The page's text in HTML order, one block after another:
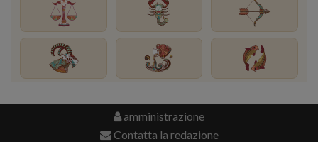
amministrazione
Contatta la redazione